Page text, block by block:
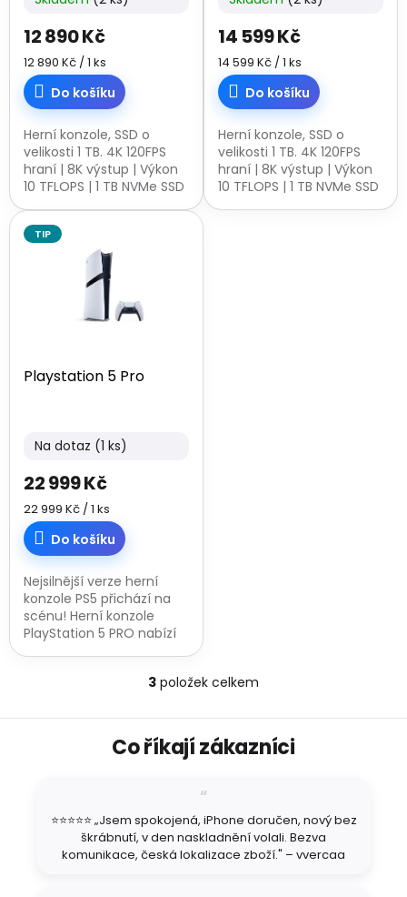
12 890 Kč
Měrná
cena:
12 890 Kč / 1 ks
Do košíku
Herní konzole, SSD o
velikosti 1 TB. 4K 120FPS
hraní | 8K výstup | Výkon
10 TFLOPS | 1 TB NVMe SSD
Zen 2 | Grafický čip RDNA
2 | 16 GB RAM. USB 3.1,...
14 599 Kč
Měrná
cena:
14 599 Kč / 1 ks
Do košíku
Herní konzole, SSD o
velikosti 1 TB. 4K 120FPS
hraní | 8K výstup | Výkon
10 TFLOPS | 1 TB NVMe SSD
TIP
Playstation 5 Pro
Na dotaz (1 ks)
22 999 Kč
Měrná
cena:
22 999 Kč / 1 ks
Do košíku
Nejsilnější verze herní
konzole PS5 přichází na
scénu! Herní konzole
PlayStation 5 PRO nabízí
grafický čip, možnost
O
l
á
d
c
í
p
r
v
3 položek celkem
Z
Co říkají zákazníci
⭐⭐⭐⭐⭐ „Jsem spokojená, iPhone doručen, nový bez
škrábnutí, v den naskladnění volali. Bezva
komunikace, česká lokalizace zboží." – vvercaa